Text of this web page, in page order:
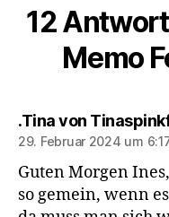
12
Memo
.Tina von
29. Februar 2024 um
Guten Morgen Ines,
so gemein, wenn